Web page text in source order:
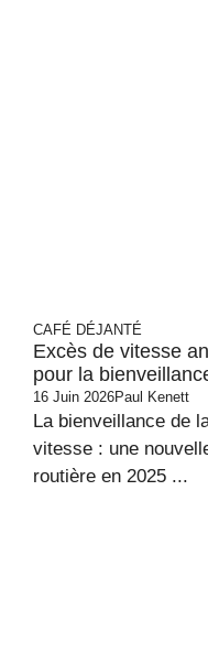
CAFÉ DÉJANTÉ
Excès de vitesse
pour la
16 Juin 2026Paul Kenett
La bienveillance de
vitesse : une
routière en 2025 ...